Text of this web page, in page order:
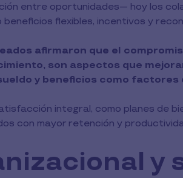
entre oportunidades— hoy los
flexibles, incentivos y
afirmaron que el
son aspectos que
y beneficios como factores
integral, como planes de
con mayor retención y
y